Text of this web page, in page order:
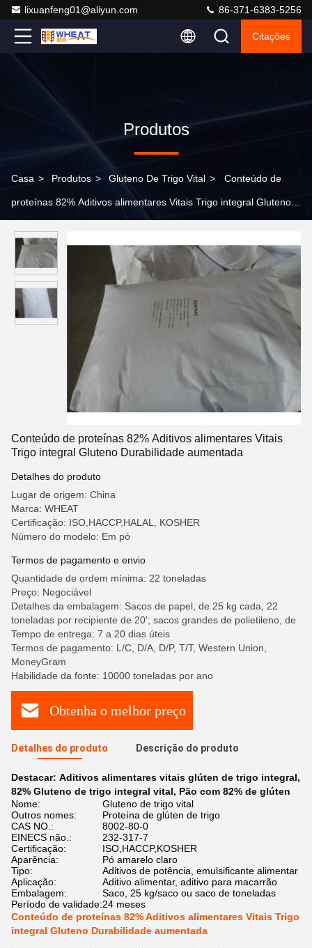
lixuanfeng01@aliyun.com 86-371-6383-5256
Citações
Produtos
Casa > Produtos > Gluteno De Trigo Vital > Conteúdo de
proteínas 82% Aditivos alimentares Vitais Trigo integral Gluteno
Conteúdo de proteínas 82% Aditivos alimentares Vitais
Trigo integral Gluteno Durabilidade aumentada
Detalhes do produto
Lugar de origem: China
Marca: WHEAT
Certificação: ISO,HACCP,HALAL, KOSHER
Número do modelo: Em pó
Termos de pagamento e envio
Quantidade de ordem mínima: 22 toneladas
Preço: Negociável
Detalhes da embalagem: Sacos de papel, de 25 kg cada, 22
toneladas por recipiente de 20'; sacos grandes de polietileno, de
Tempo de entrega: 7 a 20 dias úteis
Termos de pagamento: L/C, D/A, D/P, T/T, Western Union,
MoneyGram
Habilidade da fonte: 10000 toneladas por ano
Obtenha o melhor preço
Detalhes do produto Descrição do produto
Destacar: Aditivos alimentares vitais glúten de trigo integral,
82% Gluteno de trigo integral vital, Pão com 82% de glúten
Nome:
Gluteno de trigo vital
Outros nomes:
Proteína de glúten de trigo
CAS NO.:
8002-80-0
EINECS não.:
232-317-7
Certificação:
ISO,HACCP,KOSHER
Aparência:
Pó amarelo claro
Tipo:
Aditivos de potência, emulsificante alimentar
Aplicação:
Aditivo alimentar, aditivo para macarrão
Embalagem:
Saco, 25 kg/saco ou saco de toneladas
Período de validade:24 meses
Conteúdo de proteínas 82% Aditivos alimentares Vitais Trigo
integral Gluteno Durabilidade aumentada